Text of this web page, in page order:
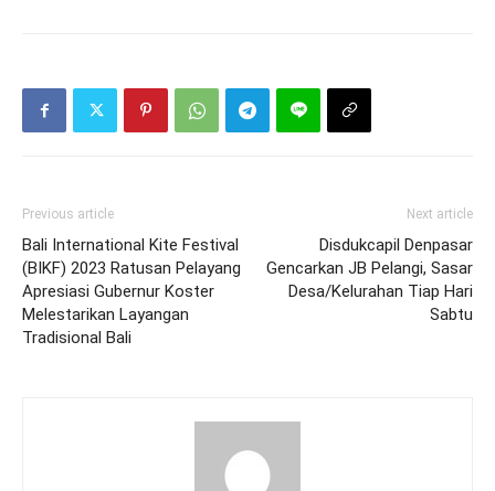
Previous article
Bali International Kite Festival
(BIKF) 2023 Ratusan Pelayang
Apresiasi Gubernur Koster
Melestarikan Layangan
Tradisional Bali
Next article
Disdukcapil Denpasar
Gencarkan JB Pelangi, Sasar
Desa/Kelurahan Tiap Hari
Sabtu